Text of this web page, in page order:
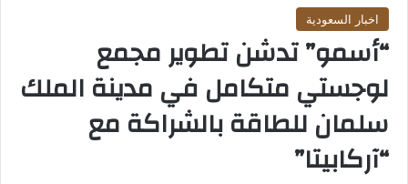
اخبار السعودية
“أسمو” تدشن تطوير مجمع
لوجستي متكامل في مدينة الملك
سلمان للطاقة بالشراكة مع
“آركابيتا”